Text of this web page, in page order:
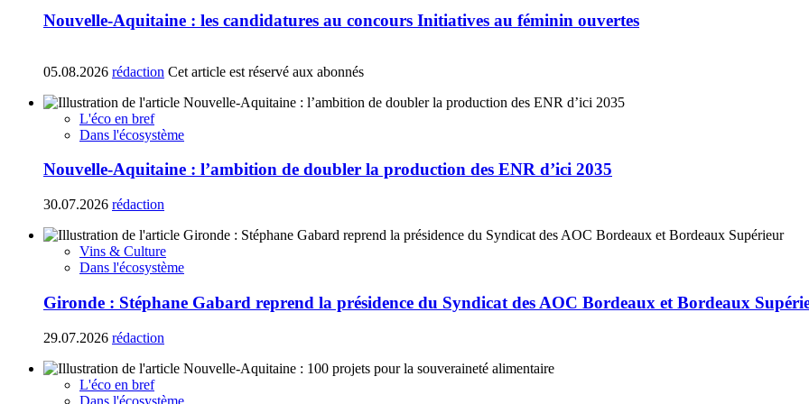
Nouvelle-Aquitaine : les candidatures au concours Initiatives au féminin ouvertes
05.08.2026 rédaction Cet article est réservé aux abonnés
L'éco en bref
Dans l'écosystème
Nouvelle-Aquitaine : l’ambition de doubler la production des ENR d’ici 2035
30.07.2026 rédaction
Vins & Culture
Dans l'écosystème
Gironde : Stéphane Gabard reprend la présidence du Syndicat des AOC Bordeaux et Bordeaux
29.07.2026 rédaction
L'éco en bref
Dans l'écosystème